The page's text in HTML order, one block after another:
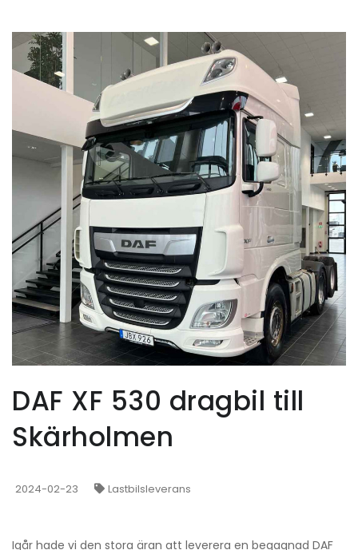
DAF XF 530 dragbil till
Skärholmen
2024-02-23 Lastbilsleverans
Igår hade vi den stora äran att leverera en begagnad DAF